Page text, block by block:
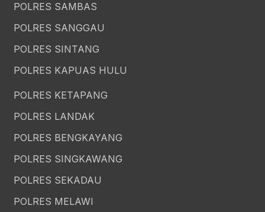
POLRES SAMBAS
POLRES SANGGAU
POLRES SINTANG
POLRES KAPUAS HULU
POLRES KETAPANG
POLRES LANDAK
POLRES BENGKAYANG
POLRES SINGKAWANG
POLRES SEKADAU
POLRES MELAWI